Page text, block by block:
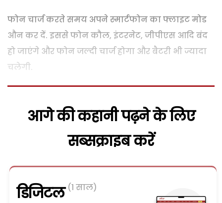
फोन चार्ज करते समय अपने स्मार्टफोन का फ्लाइट मोड
औन कर दें. इससे फोन कौल, इंटरनेट, जीपीएस आदि बंद
हो जाएंगे और फोन जल्दी चार्ज होगा और बैटरी भी ज्यादा
चलेगी.
आगे की कहानी पढ़ने के लिए
सब्सक्राइब करें
डिजिटल (1 साल)